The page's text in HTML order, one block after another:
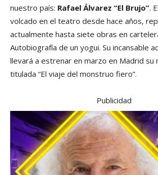
nuestro país: Rafael Álvarez “El Brujo”.
volcado en el teatro desde hace años,
actualmente hasta siete obras en
Autobiografía de un yogui. Su incansable
llevará a estrenar en marzo en Madrid su
titulada “El viaje del monstruo fiero”.
Publicidad